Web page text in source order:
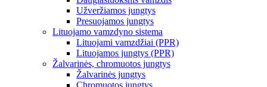
Užveržiamos jungtys
Presuojamos jungtys
Lituojamo vamzdyno sistema
Lituojami vamzdžiai (PPR)
Lituojamos jungtys (PPR)
Žalvarinės, chromuotos jungtys
Žalvarinės jungtys
Chromuotos jungtys